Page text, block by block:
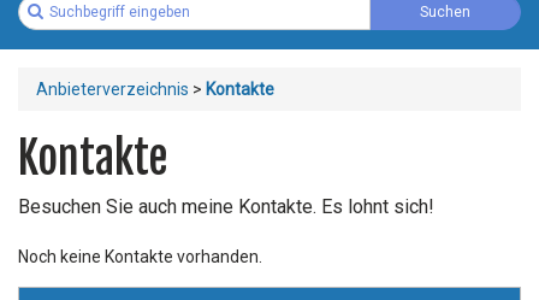
Anbieterverzeichnis > Kontakte
Kontakte
Besuchen Sie auch meine Kontakte. Es lohnt sich!
Noch keine Kontakte vorhanden.